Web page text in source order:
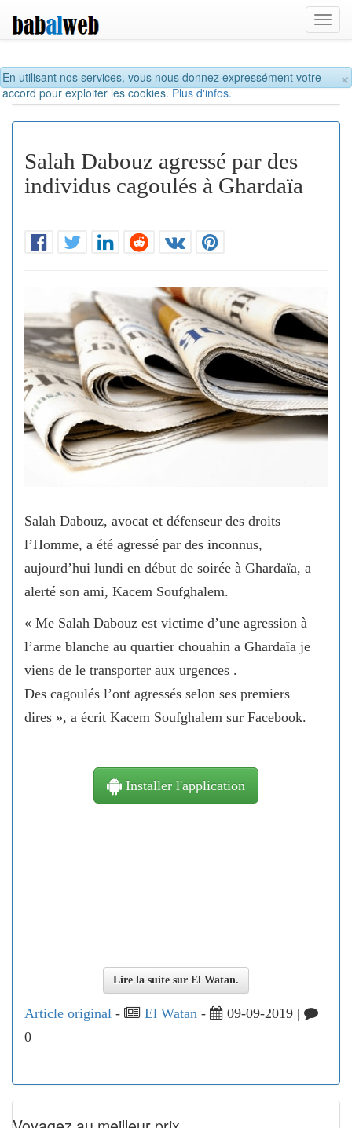
×
En utilisant nos services, vous nous donnez expressément votre
accord pour exploiter les cookies.Plus d'infos.
Salah Dabouz agressé par des
individus cagoulés à Ghardaïa
Salah Dabouz, avocat et défenseur des droits
l’Homme, a été agressé par des inconnus,
aujourd’hui lundi en début de soirée à Ghardaïa, a
alerté son ami, Kacem Soufghalem.
« Me Salah Dabouz est victime d’une agression à
l’arme blanche au quartier chouahin a Ghardaïa je
viens de le transporter aux urgences .
Des cagoulés l’ont agressés selon ses premiers
dires », a écrit Kacem Soufghalem sur Facebook.
Installer l'application
Lire la suite sur El Watan.
Article original - El Watan -
09-09-2019 |
0